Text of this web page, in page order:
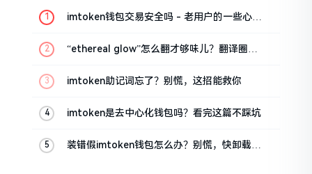
imtoken钱包交易安全吗 - 老用户的一些心里
“ethereal glow”怎么翻才够味儿？翻译圈老
imtoken助记词忘了？别慌，这招能救你
imtoken是去中心化钱包吗？看完这篇不踩坑
装错假imtoken钱包怎么办？别慌，快卸载，